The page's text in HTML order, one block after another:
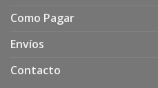
Como Pagar
Envíos
Contacto